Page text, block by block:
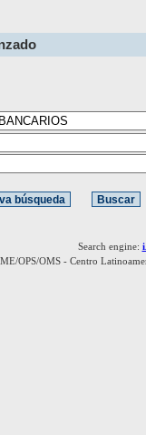
Search engine:
OPS/OMS - Centro